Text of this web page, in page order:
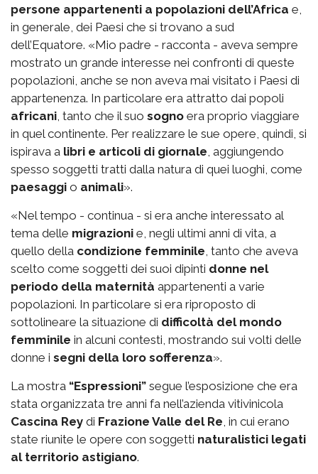
persone appartenenti a popolazioni dell’Africa e,
in generale, dei Paesi che si trovano a sud
dell’Equatore. «Mio padre - racconta - aveva sempre
mostrato un grande interesse nei confronti di queste
popolazioni, anche se non aveva mai visitato i Paesi di
appartenenza. In particolare era attratto dai popoli
africani, tanto che il suo sogno era proprio viaggiare
in quel continente. Per realizzare le sue opere, quindi, si
ispirava a libri e articoli di giornale, aggiungendo
spesso soggetti tratti dalla natura di quei luoghi, come
paesaggi o animali».
«Nel tempo - continua - si era anche interessato al
tema delle migrazioni e, negli ultimi anni di vita, a
quello della condizione femminile, tanto che aveva
scelto come soggetti dei suoi dipinti donne nel
periodo della maternità appartenenti a varie
popolazioni. In particolare si era riproposto di
sottolineare la situazione di difficoltà del mondo
femminile in alcuni contesti, mostrando sui volti delle
donne i segni della loro sofferenza».
La mostra “Espressioni” segue l’esposizione che era
stata organizzata tre anni fa nell’azienda vitivinicola
Cascina Rey di Frazione Valle del Re, in cui erano
state riunite le opere con soggetti naturalistici legati
al territorio astigiano.